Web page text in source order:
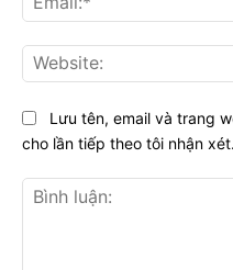
Lưu tên, email và trang
cho lần tiếp theo tôi nhận xét.